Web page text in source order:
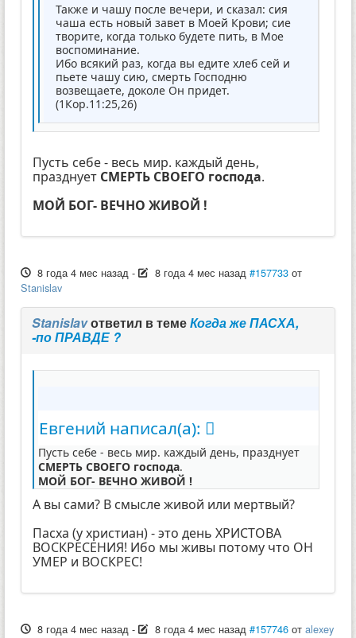
Также и чашу после вечери, и сказал: сия
чаша есть новый завет в Моей Крови; сие
творите, когда только будете пить, в Мое
воспоминание.
Ибо всякий раз, когда вы едите хлеб сей и
пьете чашу сию, смерть Господню
возвещаете, доколе Он придет.
(1Кор.11:25,26)
Пусть себе - весь мир. каждый день,
празднует СМЕРТЬ СВОЕГО господа.
МОЙ БОГ- ВЕЧНО ЖИВОЙ !
8 года 4 мес назад - 8 года 4 мес назад #157733 от
Stanislav
Stanislavответил в темеКогда же ПАСХА,
-по ПРАВДЕ ?
Евгений написал(а):
Пусть себе - весь мир. каждый день, празднует
СМЕРТЬ СВОЕГО господа.
МОЙ БОГ- ВЕЧНО ЖИВОЙ !
А вы сами? В смысле живой или мертвый?
Пасха (у христиан) - это день ХРИСТОВА
ВОСКРЕСЕНИЯ! Ибо мы живы потому что ОН
УМЕР и ВОСКРЕС!
8 года 4 мес назад - 8 года 4 мес назад #157746 отalexey